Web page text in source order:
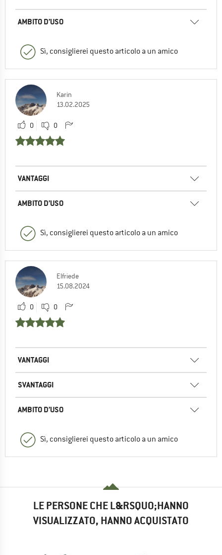
AMBITO D’USO
Sì, consiglierei questo articolo a un amico
Karin
13.02.2025
0 0
VANTAGGI
AMBITO D’USO
Sì, consiglierei questo articolo a un amico
Elfriede
15.08.2024
0 0
VANTAGGI
SVANTAGGI
AMBITO D’USO
Sì, consiglierei questo articolo a un amico
LE PERSONE CHE L&RSQUO;HANNO
VISUALIZZATO, HANNO ACQUISTATO